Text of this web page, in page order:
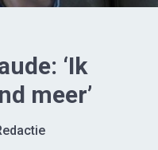
‘Ik
meer’